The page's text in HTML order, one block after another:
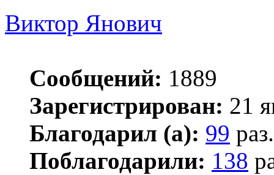
Виктор Янович
Сообщений: 1889
Зарегистрирован: 21
Благодарил (а): 99 раз.
Поблагодарили: 138